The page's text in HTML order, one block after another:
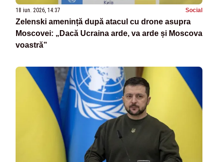
18 iun. 2026, 14:37 Social
Zelenski amenință după atacul cu drone asupra
Moscovei: „Dacă Ucraina arde, va arde și Moscova
voastră”